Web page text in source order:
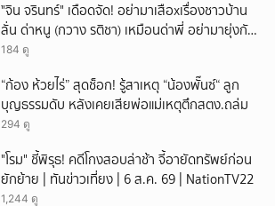
ั่"จิน จรินทร์" เดือดจัด! อย่ามาเสือxเรื่องชาวบ้าน
ลั่น ด่าหนู (กวาง รติชา) เหมือนด่าพี่ อย่ามายุ่งกับ
คนของผม จบ!!!
184 ดู
“ก้อง ห้วยไร่” สุดช็อก! รู้สาเหตุ “น้องพั๊นซ์“ ลูก
บุญธรรมดับ หลังเคยเสียพ่อแม่เหตุตึกสตง.ถล่ม
294 ดู
"โรม" ชี้พิรุธ! คดีโกงสอบล่าช้า จี้อายัดทรัพย์ก่อน
ยักย้าย | ทันข่าวเที่ยง | 6 ส.ค. 69 | NationTV22
1,244 ดู